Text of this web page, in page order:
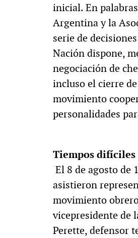
inicial. En
Argentina y la
serie de
Nación dispone,
negociación de
incluso el cierre
movimiento
personalidades
Tiempos difíciles
El 8 de agosto de
asistieron
movimiento
vicepresidente de
Perette, defensor